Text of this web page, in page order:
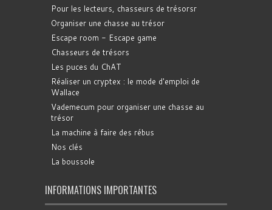
Pour les lecteurs, chasseurs de trésorsr
Organiser une chasse au trésor
Escape room - Escape game
Chasseurs de trésors
Les puces du ChAT
Réaliser un cryptex : le mode d'emploi de
Wallace
Vademecum pour organiser une chasse au
trésor
La machine à faire des rébus
Nos clés
La boussole
INFORMATIONS IMPORTANTES